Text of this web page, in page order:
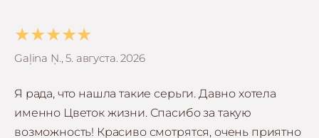
★★★★★
Gaļina Ņ., 5. августа. 2026
Я рада, что нашла такие серьги. Давно хотела
именно Цветок жизни. Спасибо за такую
возможность! Красиво смотрятся, очень приятно